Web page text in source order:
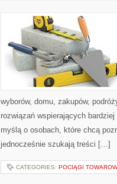
wyborów, domu, zakupów,
rozwiązań wspierających
myślą o osobach, które chcą
jednocześnie szukają treści […]
CATEGORIES: POCIĄGI